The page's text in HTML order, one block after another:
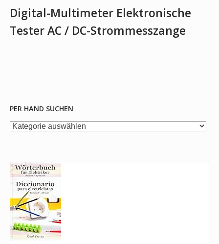
Digital-Multimeter Elektronische
Tester AC / DC-Strommesszange
PER HAND SUCHEN
per